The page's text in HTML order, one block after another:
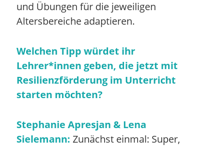
und Übungen für die jeweiligen
Altersbereiche adaptieren.
Welchen Tipp würdet ihr
Lehrer*innen geben, die jetzt mit
Resilienzförderung im Unterricht
starten möchten?
Stephanie Apresjan & Lena
Sielemann: Zunächst einmal: Super,